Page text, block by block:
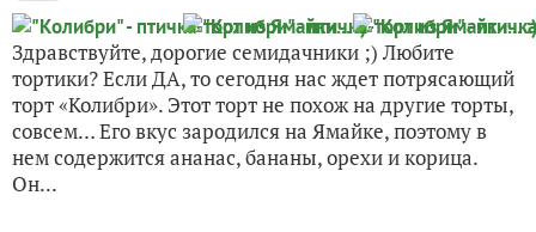
Здравствуйте, дорогие семидачники ;) Любите
тортики? Если ДА, то сегодня нас ждет потрясающий
торт «Колибри». Этот торт не похож на другие торты,
совсем… Его вкус зародился на Ямайке, поэтому в
нем содержится ананас, бананы, орехи и корица.
Он...